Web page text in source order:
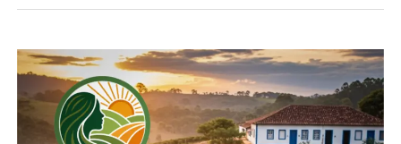
previsão de 34.650 toneladas.
*Redação
Compartilhe isso: